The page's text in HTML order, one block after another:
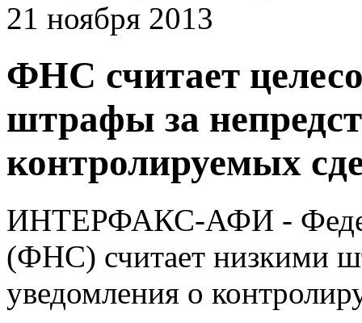
21 ноября 2013
ФНС считает
штрафы за
контролируемых
ИНТЕРФАКС-АФИ -
(ФНС) считает низкими
уведомления о